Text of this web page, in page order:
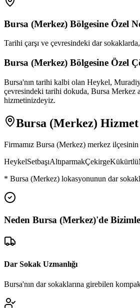
Bursa (Merkez) Bölgesine Özel
Tarihi çarşı ve çevresindeki dar
Bursa (Merkez) Bölgesine Özel
Bursa'nın tarihi kalbi olan Heykel,
çevresindeki tarihi dokuda, Bursa Merkez
hizmetinizdeyiz.
Bursa (Merkez) Hizmet
Firmamız Bursa (Merkez) merkez
HeykelSetbaşıAltıparmakÇekirgeKükürtlü
* Bursa (Merkez) lokasyonunun dar
Neden Bursa (Merkez)'de Bizimle
Dar Sokak Uzmanlığı
Bursa'nın dar sokaklarına girebilen